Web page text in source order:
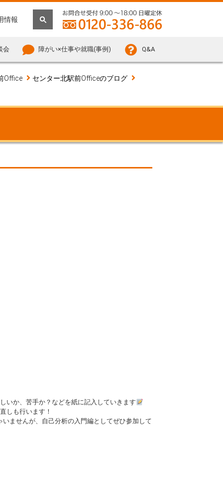
情報
会 障がい×仕事や就職(事例) Q&A
Office
センター北駅前Officeのブログ
いか、苦手か？などを紙に記入していきます
しも行います！
ませんが、自己分析の入門編としてぜひ参加して